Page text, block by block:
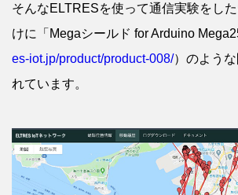
そんなELTRESを使って通信実験をし
けに「Megaシールド for Arduino
es-iot.jp/product/product-008/）のよう
れています。